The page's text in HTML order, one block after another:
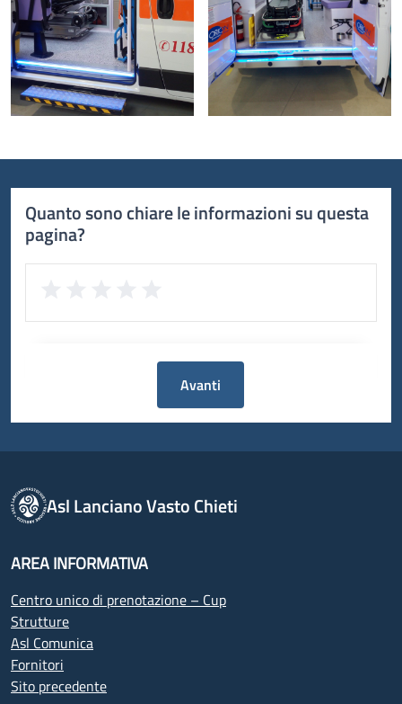
Quanto sono chiare le informazioni su questa
pagina?
Avanti
Asl Lanciano Vasto Chieti
AREA INFORMATIVA
Centro unico di prenotazione – Cup
Strutture
Asl Comunica
Fornitori
Sito precedente